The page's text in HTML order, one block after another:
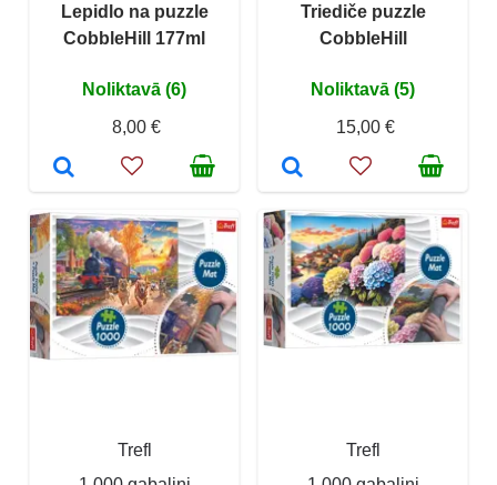
Lepidlo na puzzle
CobbleHill 177ml
Noliktavā (6)
8,00 €
Triediče puzzle
CobbleHill
Noliktavā (5)
15,00 €
Trefl
Trefl